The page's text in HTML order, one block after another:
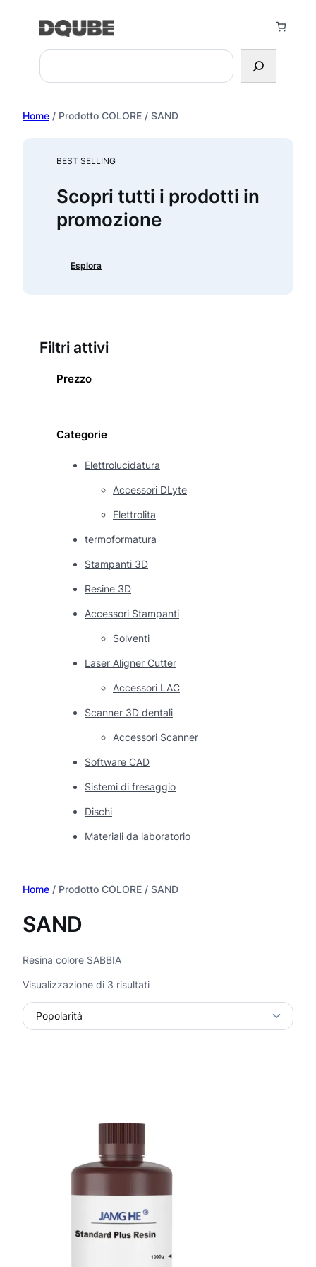
Search
Home / Prodotto COLORE / SAND
BEST SELLING
Scopri tutti i prodotti in
promozione
Esplora
Filtri attivi
Prezzo
Categorie
Elettrolucidatura
Accessori DLyte
Elettrolita
termoformatura
Stampanti 3D
Resine 3D
Accessori Stampanti
Solventi
Laser Aligner Cutter
Accessori LAC
Scanner 3D dentali
Accessori Scanner
Software CAD
Sistemi di fresaggio
Dischi
Materiali da laboratorio
Home / Prodotto COLORE / SAND
SAND
Resina colore SABBIA
Visualizzazione di 3 risultatiP
o